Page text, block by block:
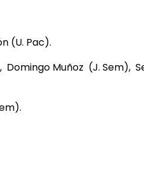
(U. Pac).
Muñoz (J. Sem),